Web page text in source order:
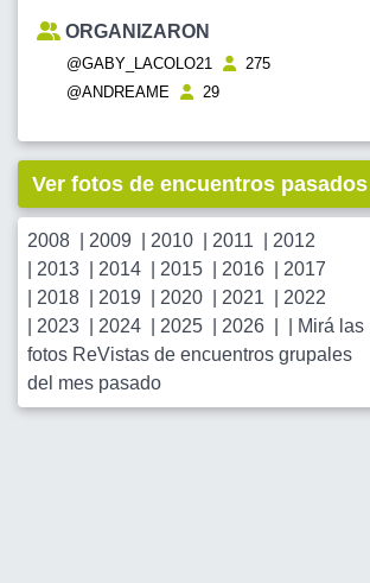
ORGANIZARON
@GABY_LACOLO21
275
@ANDREAME
29
Ver fotos de encuentros pasados
2008 2009 2010 2011
2012
2013 2014 2015 2016
2017
2018 2019 2020 2021
2022
2023 2024 2025 2026
Mirá las
fotos ReVistas de encuentros grupales
del mes pasado